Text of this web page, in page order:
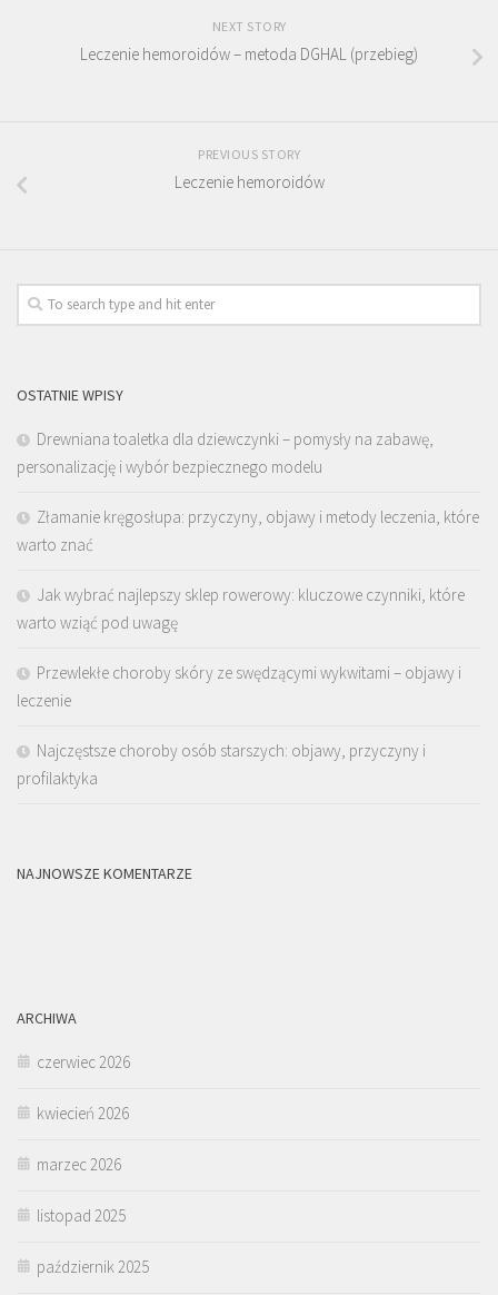
NEXT STORY
Leczenie hemoroidów – metoda DGHAL (przebieg)
PREVIOUS STORY
Leczenie hemoroidów
OSTATNIE WPISY
Drewniana toaletka dla dziewczynki – pomysły na zabawę,
personalizację i wybór bezpiecznego modelu
Złamanie kręgosłupa: przyczyny, objawy i metody leczenia, które
warto znać
Jak wybrać najlepszy sklep rowerowy: kluczowe czynniki, które
warto wziąć pod uwagę
Przewlekłe choroby skóry ze swędzącymi wykwitami – objawy i
leczenie
Najczęstsze choroby osób starszych: objawy, przyczyny i
profilaktyka
NAJNOWSZE KOMENTARZE
ARCHIWA
czerwiec 2026
kwiecień 2026
marzec 2026
listopad 2025
październik 2025